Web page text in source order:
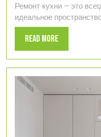
Ремонт кухни – это
идеальное
Read MoreRead
More